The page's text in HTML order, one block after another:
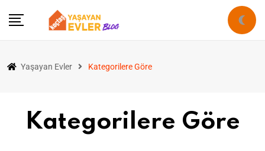
Yaşayan Evler Kategorilere Göre
Kategorilere Göre